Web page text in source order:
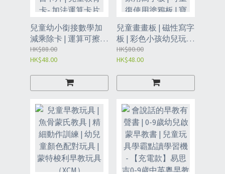
兒童幼小銜接數學加
減乘除卡 | 運算可擦寫
重複使用學習閃卡 | 兒
童學習卡片 | 兒童教育
15Add（XDC）
HK$88.00
HK$48.00
兒童畫畫板 | 磁性寫字
板 | 彩色小孩幼兒玩具
| 男女寶寶塗鴉板 | 可
擦家用寫字板 | 可重復
- 藍色畫板（BCP）
HK$80.00
HK$48.00